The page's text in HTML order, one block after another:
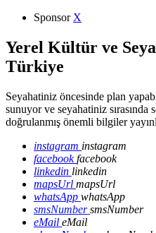
Sponsor X
Yerel Kültür ve
Türkiye
Seyahatiniz öncesinde plan
sunuyor ve seyahatiniz sırasında
doğrulanmış önemli bilgiler
instagram instagram
facebookfacebook
linkedin linkedin
mapsUrl mapsUrl
whatsApp whatsApp
smsNumbersmsNumber
eMail eMail